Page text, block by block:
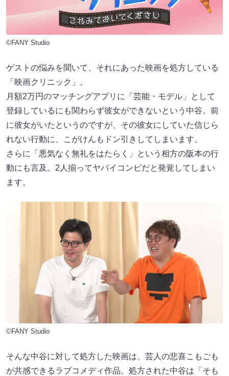
©FANY Studio
ゲストの悩みを聞いて、それにあった映画を処方している
「映画クリニック」。
月額2万円のマッチングアプリに「芸能・モデル」として
登録しているにも関わらず彼女ができないという中谷。前
に彼女がいたというのですが、その彼女にしていた信じら
れない行動に、こがけんもドン引きしてしまいます。
さらに「悪気なく無礼をはたらく」という相方の阪本の行
動にも言及。2人揃ってヤバイコンビだと発覚してしまい
ます。
©FANY Studio
そんな中谷に対して処方した映画は、芸人の悲喜こもごも
が共感できるラブコメディ作品。処方された中谷は「そも